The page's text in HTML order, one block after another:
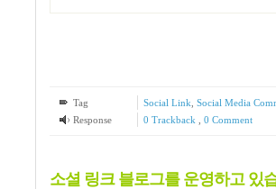
Tag Social Link Social Media
Response
0 Trackback 0 Comment
소셜 링크 블로그를 운영하고 있